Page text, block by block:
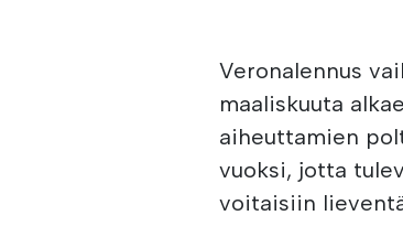
Veronalennus
maaliskuuta
aiheuttamien
vuoksi, jotta
voitaisiin